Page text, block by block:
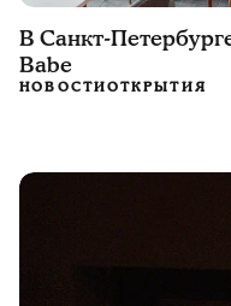
В Санкт-
Babe
НОВОСТИОТКРЫТИЯ